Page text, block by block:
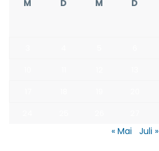
M D M D
« Mai Juli »